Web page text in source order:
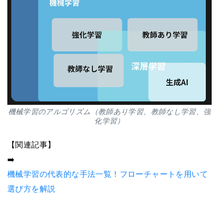
機械学習のアルゴリズム（教師あり学習、教師なし学習、強
化学習）
【関連記事】
➡️
機械学習の代表的な手法一覧！フローチャートを用いて
選び方を解説